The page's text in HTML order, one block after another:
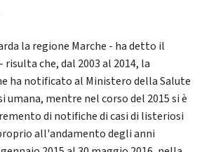
la regione Marche - ha detto il
che, dal 2003 al 2014, la
ha notificato al Ministero della Salute
umana, mentre nel corso del 2015 si è
di notifiche di casi di listeriosi
all'andamento degli anni